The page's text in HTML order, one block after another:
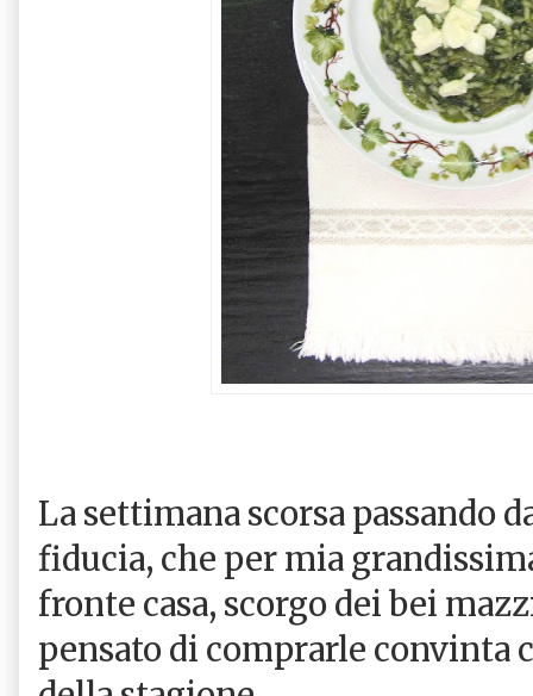
La settimana scorsa passando
fiducia, che per mia
fronte casa, scorgo dei bei
pensato di comprarle convinta